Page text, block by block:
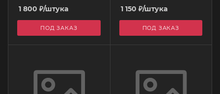
1 800 ₽/штука
ПОД ЗАКАЗ
1 150 ₽/штука
ПОД ЗАКАЗ